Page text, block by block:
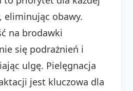
eliminując obawy.
na brodawki
się podrażnień i
ulgę. Pielęgnacja
jest kluczowa dla